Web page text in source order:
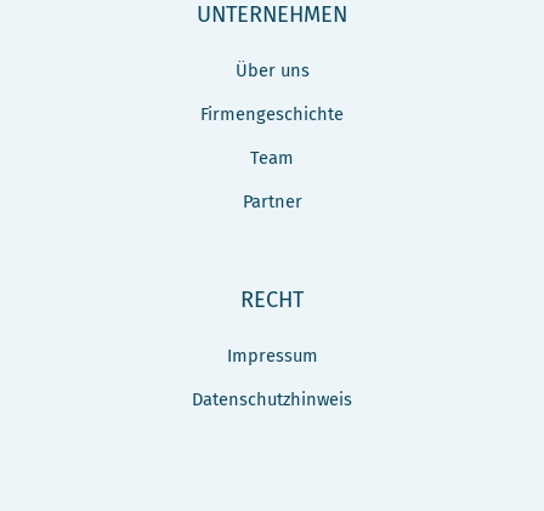
UNTERNEHMEN
Über uns
Firmengeschichte
Team
Partner
RECHT
Impressum
Datenschutzhinweis